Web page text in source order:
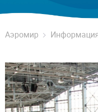
Аэромир